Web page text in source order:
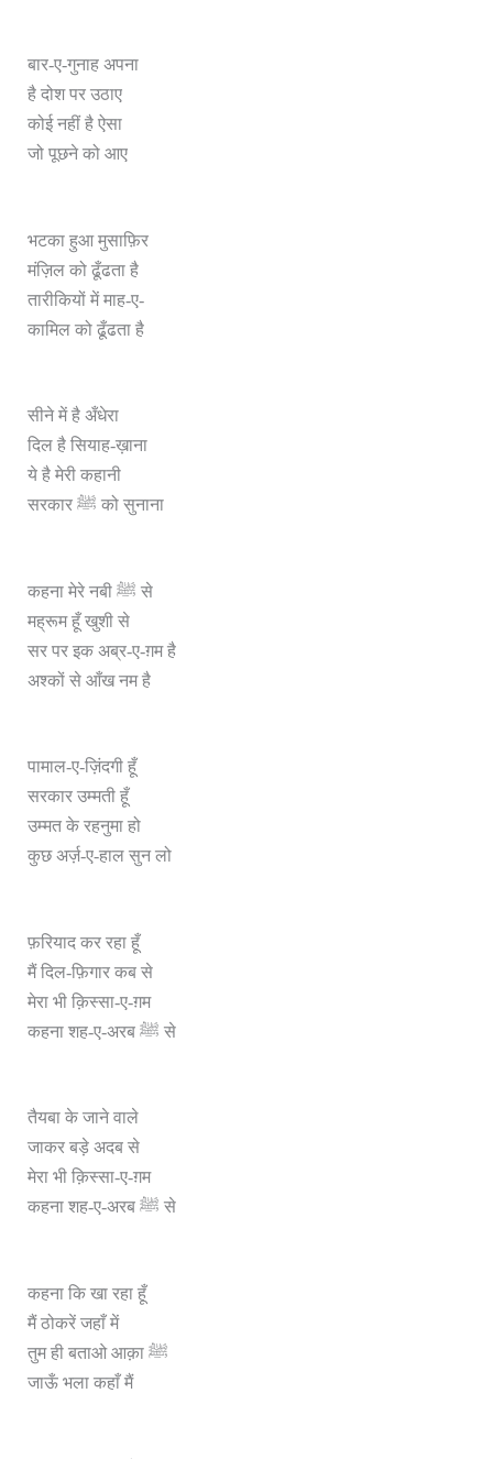
बार-ए-गुनाह अपना
है दोश पर उठाए
कोई नहीं है ऐसा
जो पूछने को आए
भटका हुआ मुसाफ़िर
मंज़िल को ढूँढता है
तारीकियों में माह-ए-
कामिल को ढूँढता है
सीने में है अँधेरा
दिल है सियाह-ख़ाना
ये है मेरी कहानी
सरकार ﷺ को सुनाना
कहना मेरे नबी ﷺ से
मह्रूम हूँ खुशी से
सर पर इक अब्र-ए-ग़म है
अश्कों से आँख नम है
पामाल-ए-ज़िंदगी हूँ
सरकार उम्मती हूँ
उम्मत के रहनुमा हो
कुछ अर्ज़-ए-हाल सुन लो
फ़रियाद कर रहा हूँ
मैं दिल-फ़िगार कब से
मेरा भी क़िस्सा-ए-ग़म
कहना शह-ए-अरब ﷺ से
तैयबा के जाने वाले
जाकर बड़े अदब से
मेरा भी क़िस्सा-ए-ग़म
कहना शह-ए-अरब ﷺ से
कहना कि खा रहा हूँ
मैं ठोकरें जहाँ में
तुम ही बताओ आक़ा ﷺ
जाऊँ भला कहाँ मैं